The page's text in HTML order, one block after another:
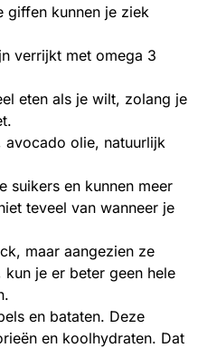
giffen kunnen je ziek
verrijkt met omega 3
eten als je wilt, zolang je
olie, natuurlijk
suikers en kunnen meer
teveel van wanneer je
maar aangezien ze
je er beter geen hele
en bataten. Deze
en koolhydraten. Dat